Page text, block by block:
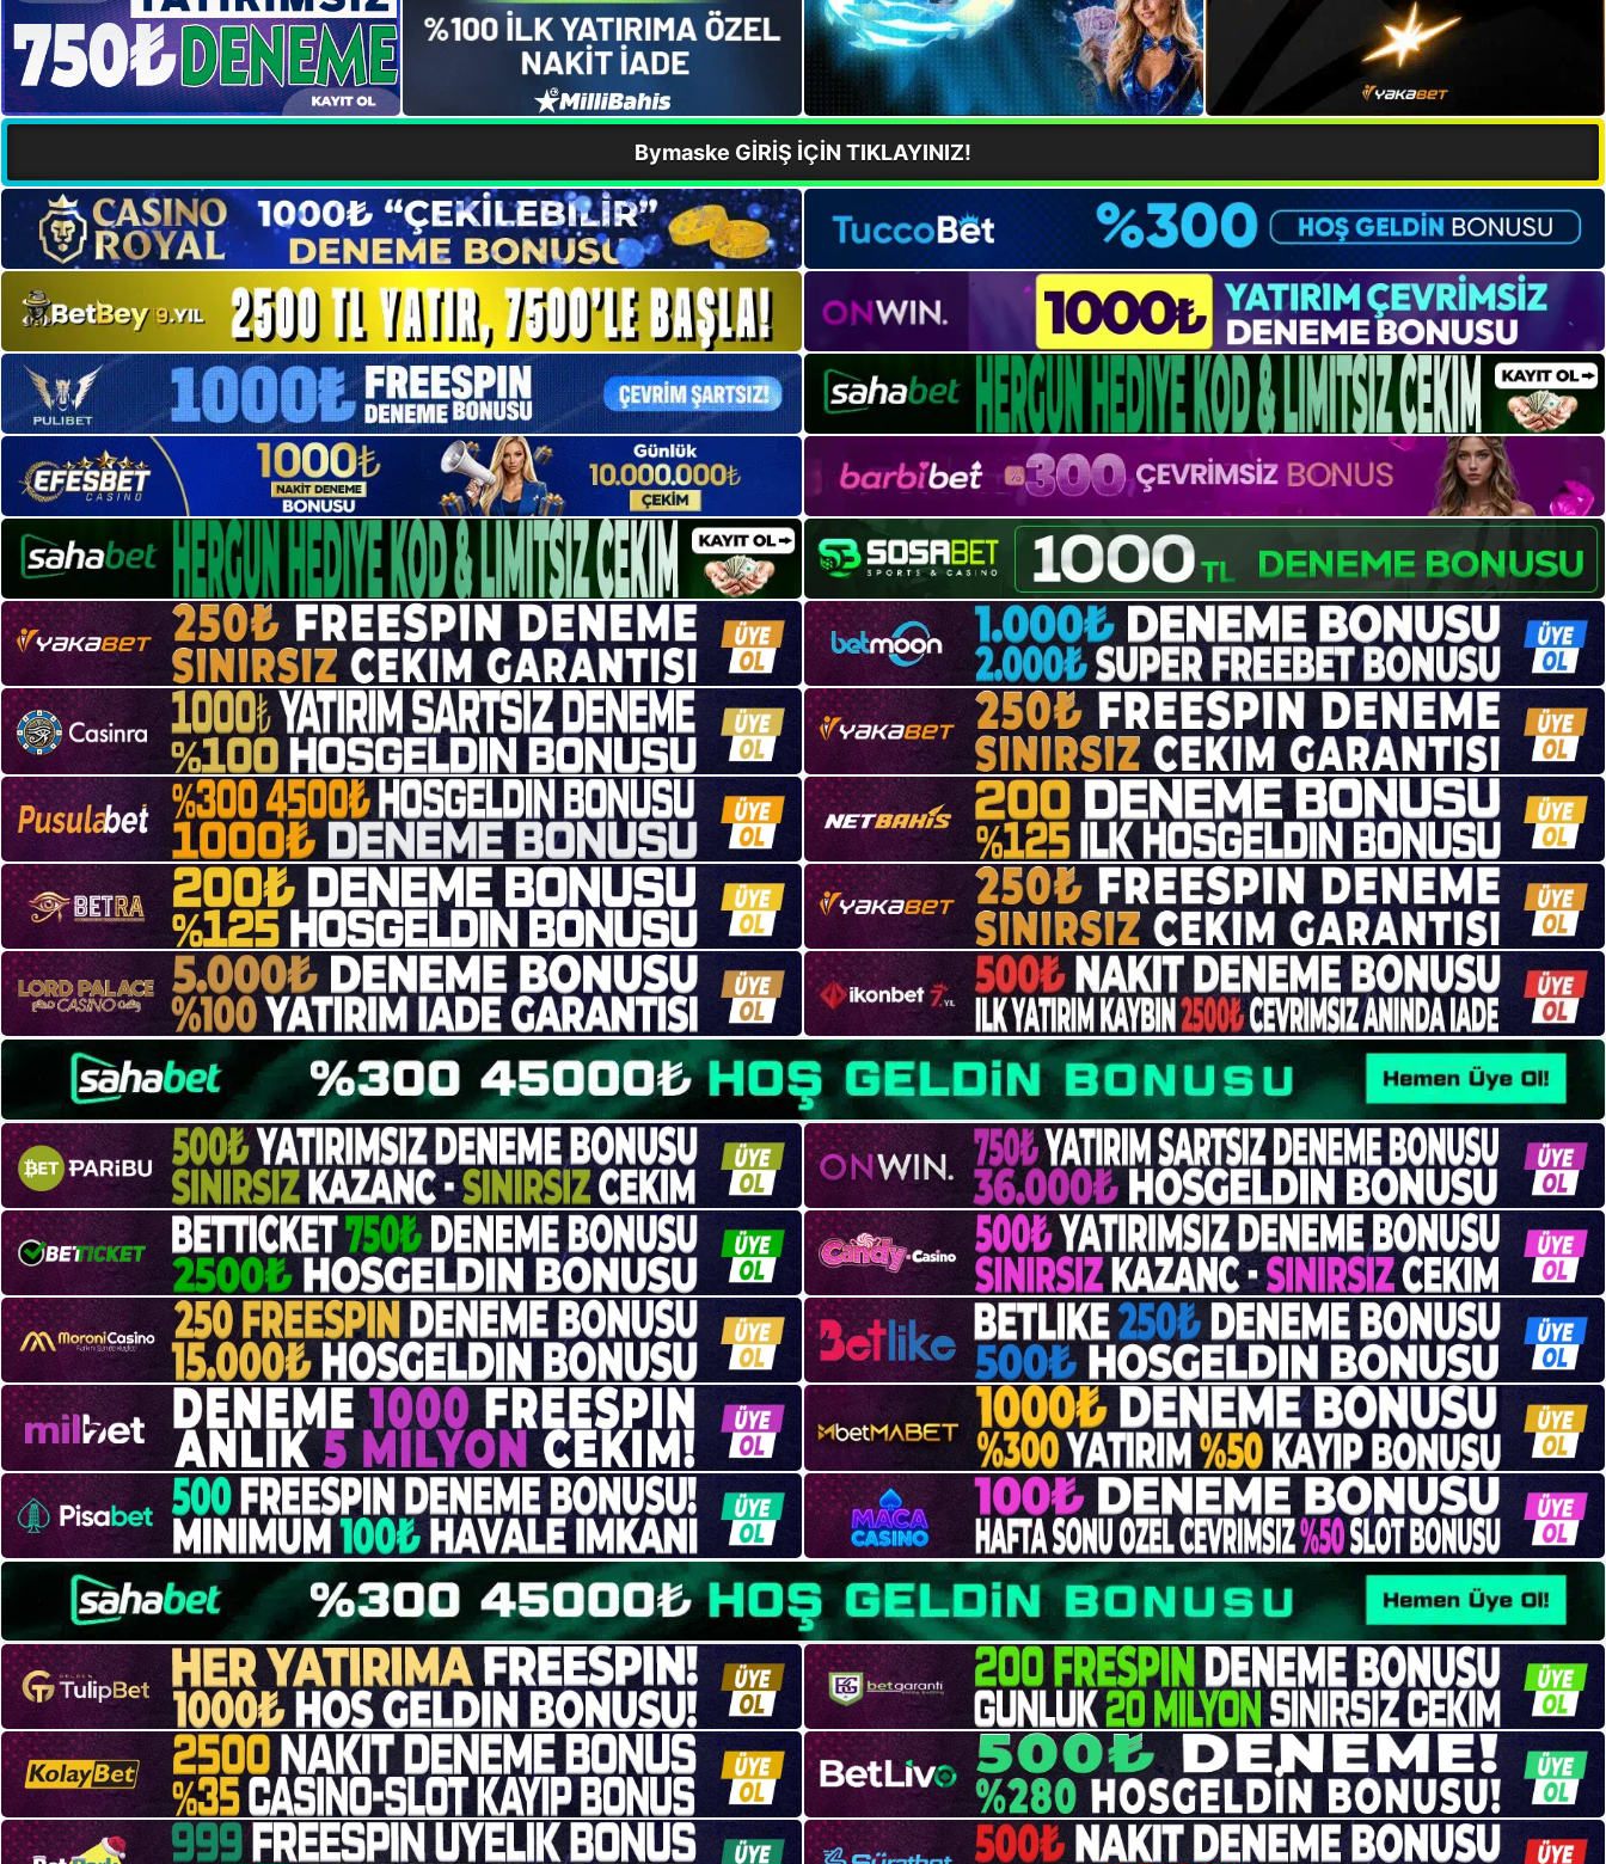
Bymaske GİRİŞ İÇİN TIKLAYINIZ!